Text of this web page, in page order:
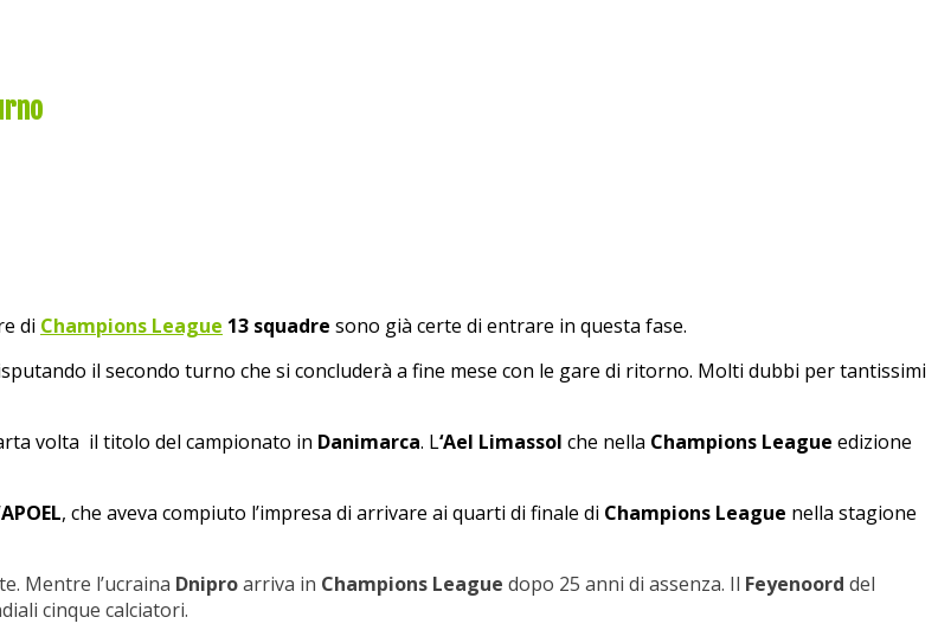
di Champions League 13 squadre sono già certe di entrare in questa fase.
il secondo turno che si concluderà a fine mese con le gare di ritorno. Molti dubbi per tantissimi
volta il titolo del campionato in Danimarca. L‘Ael Limassol che nella Champions League edizione
APOEL, che aveva compiuto l’impresa di arrivare ai quarti di finale di Champions League nella stagione
Mentre l’ucraina Dniproarriva in Champions League dopo 25 anni di assenza. Il Feyenoord del
cinque calciatori.